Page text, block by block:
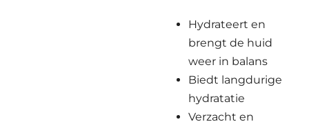
Hydrateert en
brengt de huid
weer in balans
Biedt langdurige
hydratatie
Verzacht en